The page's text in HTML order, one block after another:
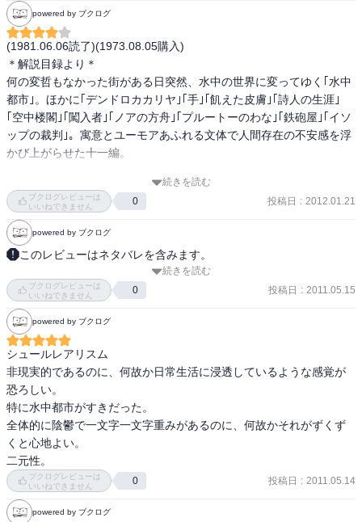
•H植物園長、アルピイエ、地獄の怪鳥
•なんだ、大したやつじゃなかったな
■手
•おれを変形し、おれに運命を与えた「手」。あの男はその「手」の
付属物。
•伝書鳩、見世物小屋、剥製、銅の平和の鳩、ピストルの球
•最後の変形を完了した
•ブルジョワへの復讐心
•キム、皮膚の色が変わる、阿片
•ハンコ、没落
•おれの皮膚は死の不安に似た冷たさを感じ、暗い緑色に変わってい
■詩人の生涯
•39歳の老婆
•糸車は疲労を育てるため？糸になった老婆
•労働者として抗議、息子
•ジャケットの数が多すぎる
•人は貧しさのために貧しくなる
•血。赤いジャケット、息子に
•すると彼は、そのページの中に消えてしまった
■空中楼閣
•求む工員。空中楼閣建設事務所
•就活中、待つ
表題作の「水中都市」と
あと「棒」の対になる「なわ」がすてきでした
powered by ブクログ
(1981.06.06読了)(1973.08.05購入)
＊解説目録より＊
何の変哲もなかった街がある日突然、水中の世界に変ってゆく｢水中
都市｣。ほかに｢デンドロカカリヤ｣｢手｣｢飢えた皮膚｣｢詩人の生涯｣
｢空中楼閣｣｢闖入者｣｢ノアの方舟｣｢プルートーのわな｣｢鉄砲屋｣｢イソ
ップの裁判｣。寓意とユーモアあふれる文体で人間存在の不安感を浮
かび上がらせた十一編。
☆関連図書(既読)
「壁」安部公房著、新潮文庫、1969.05.20
「けものたちは故郷をめざす」安部公房著、新潮文庫、1970.05.25
「飢餓同盟」安部公房著、新潮文庫、1970.09.25
「第四間氷期」安部公房著、新潮文庫、1970.11.10
「反劇的人間」安部公房・キーン著、中公新書、1973.05.25
「榎本武揚」安部公房著、中公文庫、1973.06.10
「人間そっくり」安部公房著、ハヤカワ文庫、1974.10.15
「内なる辺境」安部公房著、中公文庫、1975.07.10
続きを読む
ブクログレビューは
いいねできません
0 投稿日 : 2012.01.21
powered by ブクログ
このレビューはネタバレを含みます。
｢手｣
｢飢えた皮膚｣
｢詩人の生涯｣
｢空中楼閣｣
｢闖入者｣
｢ノアの方舟｣
｢プルートーのわな｣
｢水中都市｣
｢鉄砲屋｣
｢イソップの裁判｣
続きを読む
ブクログレビューは
いいねできません
0 投稿日 : 2011.05.15
powered by ブクログ
シュールレアリスム
非現実的であるのに、何故か日常生活に浸透しているような感覚が
恐ろしい。
特に水中都市がすきだった。
全体的に陰鬱で一文字一文字重みがあるのに、何故かそれがずくず
くと心地よい。
二元性。
ブクログレビューは
いいねできません
0 投稿日 : 2011.05.14
powered by ブクログ